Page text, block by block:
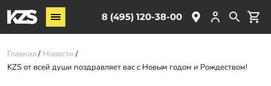
8 (495) 120-38-00
Винтовые сваи
ЖБ сваи
Обвязка свай
Главная
Новости
KZS от всей души поздравляет вас с Новым годом и Рождеством!